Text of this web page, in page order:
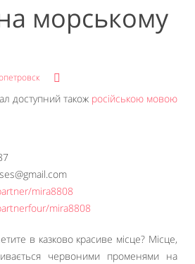
морському
доступний також російською мовою
mira8808
mira8808
в казково красиве місце? Місце,
червоними променями на